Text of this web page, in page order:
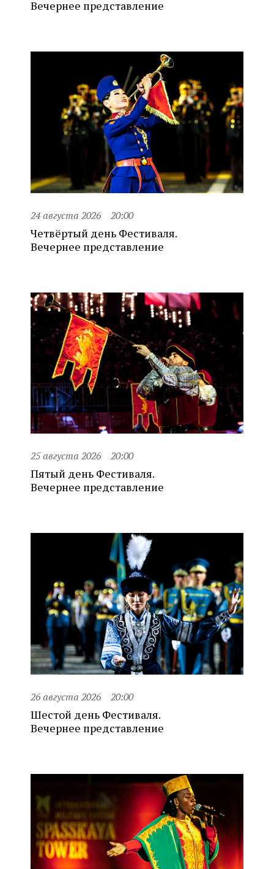
Вечернее представление
24 августа 2026 20:00
Четвёртый день Фестиваля.
Вечернее представление
25 августа 2026 20:00
Пятый день Фестиваля.
Вечернее представление
26 августа 2026 20:00
Шестой день Фестиваля.
Вечернее представление